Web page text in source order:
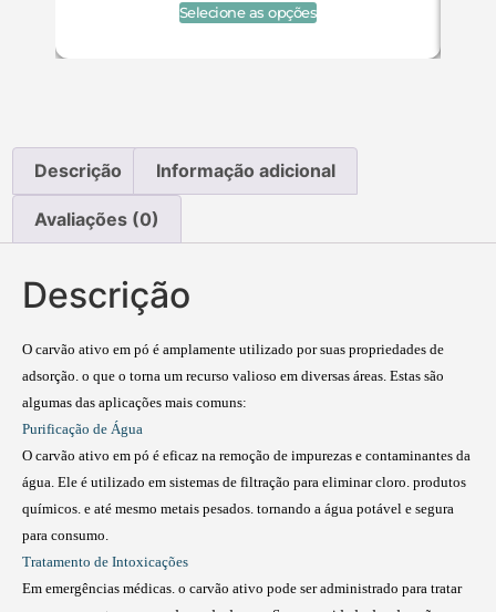
Selecione as opções
Descrição Informação adicional
Avaliações (0)
Descrição
O carvão ativo em pó é amplamente utilizado por suas propriedades de
adsorção. o que o torna um recurso valioso em diversas áreas. Estas são
algumas das aplicações mais comuns:
Purificação de Água
O carvão ativo em pó é eficaz na remoção de impurezas e contaminantes da
água. Ele é utilizado em sistemas de filtração para eliminar cloro. produtos
químicos. e até mesmo metais pesados. tornando a água potável e segura
para consumo.
Tratamento de Intoxicações
Em emergências médicas. o carvão ativo pode ser administrado para tratar